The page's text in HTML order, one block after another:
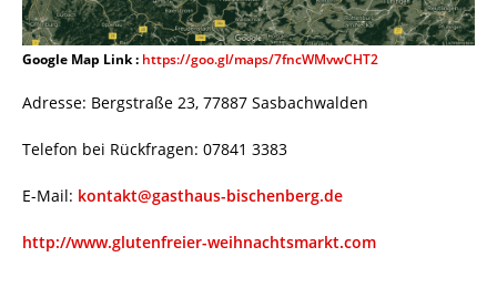
Google Map Link : https://goo.gl/maps/7fncWMvwCHT2
Adresse: Bergstraße 23, 77887 Sasbachwalden
Telefon bei Rückfragen: 07841 3383
E-Mail: kontakt@gasthaus-bischenberg.de
http://www.glutenfreier-weihnachtsmarkt.com